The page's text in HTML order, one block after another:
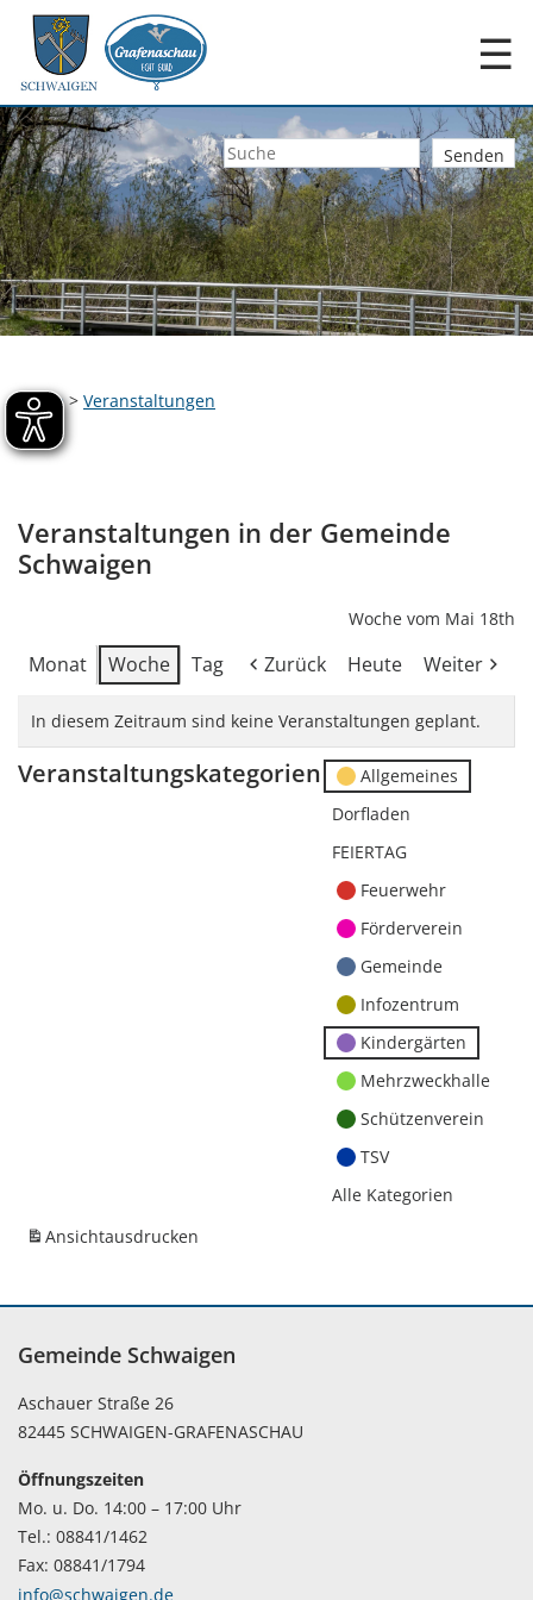
☰
Home> Veranstaltungen
Veranstaltungen in der Gemeinde
Schwaigen
Woche vom Mai 18th
Monat Woche Tag Zurück Heute Weiter
In diesem Zeitraum sind keine Veranstaltungen geplant.
Veranstaltungskategorien
Allgemeines
Dorfladen
FEIERTAG
Feuerwehr
Förderverein
Gemeinde
Infozentrum
Kindergärten
Mehrzweckhalle
Schützenverein
TSV
Alle Kategorien
Ansichtausdrucken
Gemeinde Schwaigen
Aschauer Straße 26
82445 SCHWAIGEN-GRAFENASCHAU
Öffnungszeiten
Mo. u. Do. 14:00 – 17:00 Uhr
Tel.: 08841/1462
Fax: 08841/1794
info@schwaigen.de